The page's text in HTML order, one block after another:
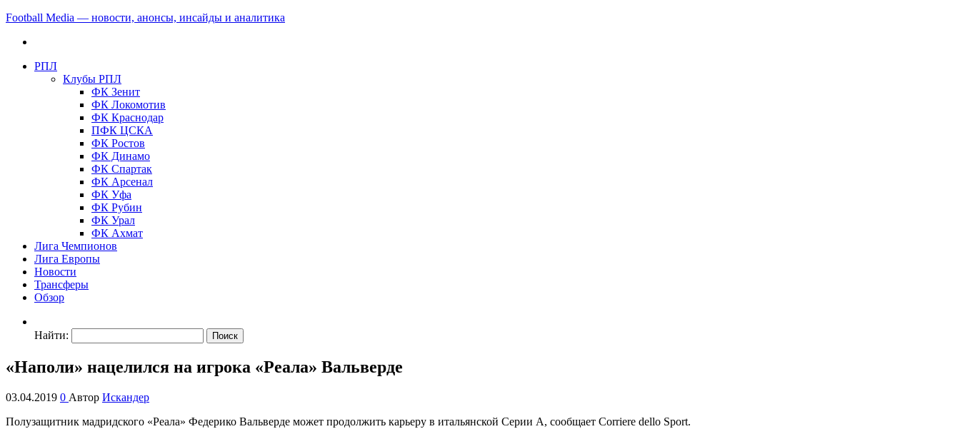
Football Media — новости, анонсы, инсайды и аналитика
РПЛ
Клубы РПЛ
ФК Зенит
ФК Локомотив
ФК Краснодар
ПФК ЦСКА
ФК Ростов
ФК Динамо
ФК Спартак
ФК Арсенал
ФК Уфа
ФК Рубин
ФК Урал
ФК Ахмат
Лига Чемпионов
Лига Европы
Новости
Трансферы
Обзор
Найти:
«Наполи» нацелился на игрока «Реала» Вальверде
03.04.2019 0 Автор Искандер
Полузащитник мадридского «Реала» Федерико Вальверде может продолжить карьеру в итальянской Серии А, сообщает Corriere dello Sport.